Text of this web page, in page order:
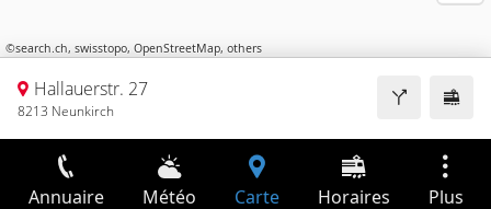
©search.ch, swisstopo, OpenStreetMap, others
Hallauerstr. 27
8213 Neunkirch
Annuaire Météo Carte Horaires Plus